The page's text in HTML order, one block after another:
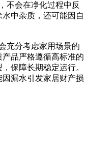
不会在净化过程中反
中杂质，还可能因自
充分考虑家用场景的
品严格遵循高标准的
保障长期稳定运行。
漏水引发家居财产损